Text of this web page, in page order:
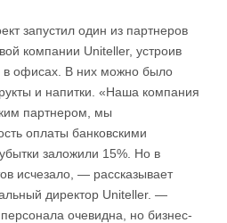
запустил один из партнеров
компании Uniteller, устроив
в офисах. В них можно было
и напитки. «Наша компания
партнером, мы
оплаты банковскими
заложили 15%. Но в
исчезало, — рассказывает
директор Uniteller. —
очевидна, но бизнес-